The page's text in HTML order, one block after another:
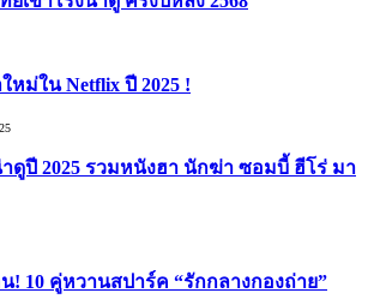
หม่ใน Netflix ปี 2025 !
ดูปี 2025 รวมหนังฮา นักฆ่า ซอมบี้ ฮีโร่ มา
! 10 คู่หวานสปาร์ค “รักกลางกองถ่าย”